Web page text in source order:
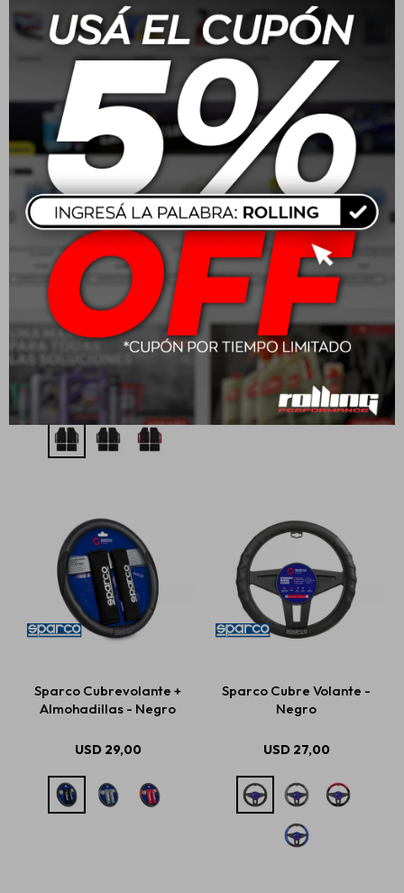
Sparco Cubre Volante
USD29,00
Sparco Cubre Volante
USD 24,00
Sparco Alfombra
Completo 4 piezas - Gris
claro
USD 32,00
Sparco Cubre Asiento -
Azul
$3.984
Sparco Cubrevolante +
Almohadillas - Negro
USD 29,00
Sparco Cubre Volante -
Negro
USD 27,00